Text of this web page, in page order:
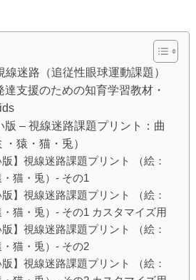
線迷路（追従性眼球運動課題）
達支援のための知育学習教材・
版 – 視線迷路課題プリント：曲
猿・猫・兎）
版】視線迷路課題プリント （絵：
猫・兎）- その1
版】視線迷路課題プリント （絵：
猫・兎）- その1 カスタマイズ用
版】視線迷路課題プリント （絵：
猫・兎）- その2
版】視線迷路課題プリント （絵：